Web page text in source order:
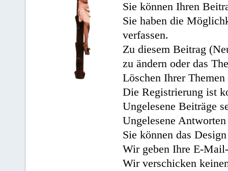
Sie können Ihren
Sie haben die
verfassen.
Zu diesem Beitrag
zu ändern oder das
Löschen Ihrer
Die Registrierung ist
Ungelesene Beiträge
Ungelesene
Sie können das
Wir geben Ihre E-
Wir verschicken